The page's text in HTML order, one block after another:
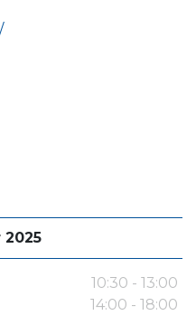
2025
10:30 - 13:00
14:00 - 18:00